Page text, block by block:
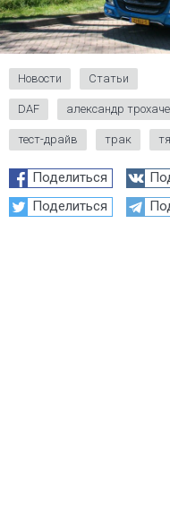
Новости Статьи
DAF александр
тест-драйв трак
Поделиться
Поделиться